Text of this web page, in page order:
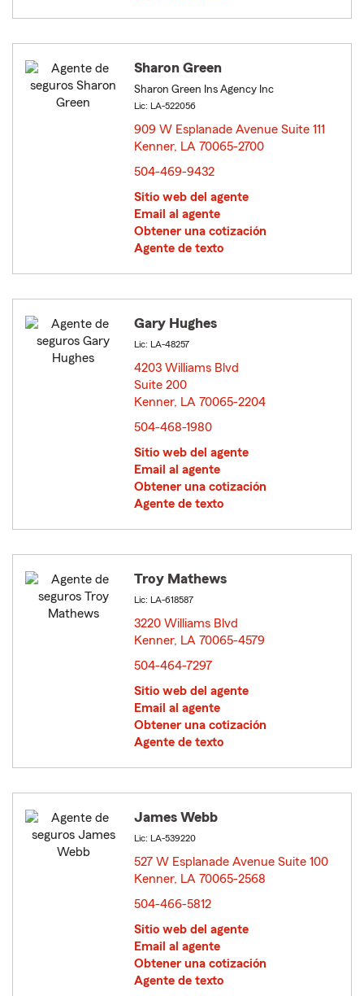
Sharon Green
Sharon Green Ins Agency Inc
Lic: LA-522056
909 W Esplanade Avenue Suite 111
Kenner, LA 70065-2700
504-469-9432
Sitio web del agente
Email al agente
Obtener una cotización
Agente de texto
Gary Hughes
Lic: LA-48257
4203 Williams Blvd
Suite 200
Kenner, LA 70065-2204
504-468-1980
Sitio web del agente
Email al agente
Obtener una cotización
Agente de texto
Troy Mathews
Lic: LA-618587
3220 Williams Blvd
Kenner, LA 70065-4579
504-464-7297
Sitio web del agente
Email al agente
Obtener una cotización
Agente de texto
James Webb
Lic: LA-539220
527 W Esplanade Avenue Suite 100
Kenner, LA 70065-2568
504-466-5812
Sitio web del agente
Email al agente
Obtener una cotización
Agente de texto